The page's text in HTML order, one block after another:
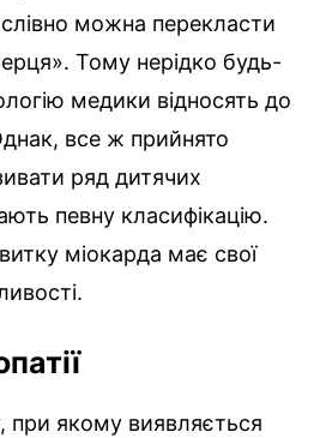
можна перекласти
Тому нерідко будь-
медики відносять до
все ж прийнято
ряд дитячих
певну класифікацію.
міокарда має свої
при якому виявляється